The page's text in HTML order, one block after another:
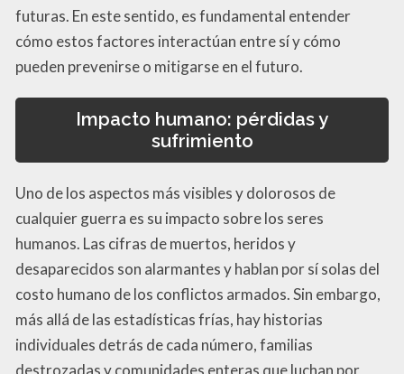
futuras. En este sentido, es fundamental entender
cómo estos factores interactúan entre sí y cómo
pueden prevenirse o mitigarse en el futuro.
Impacto humano: pérdidas y
sufrimiento
Uno de los aspectos más visibles y dolorosos de
cualquier guerra es su impacto sobre los seres
humanos. Las cifras de muertos, heridos y
desaparecidos son alarmantes y hablan por sí solas del
costo humano de los conflictos armados. Sin embargo,
más allá de las estadísticas frías, hay historias
individuales detrás de cada número, familias
destrozadas y comunidades enteras que luchan por